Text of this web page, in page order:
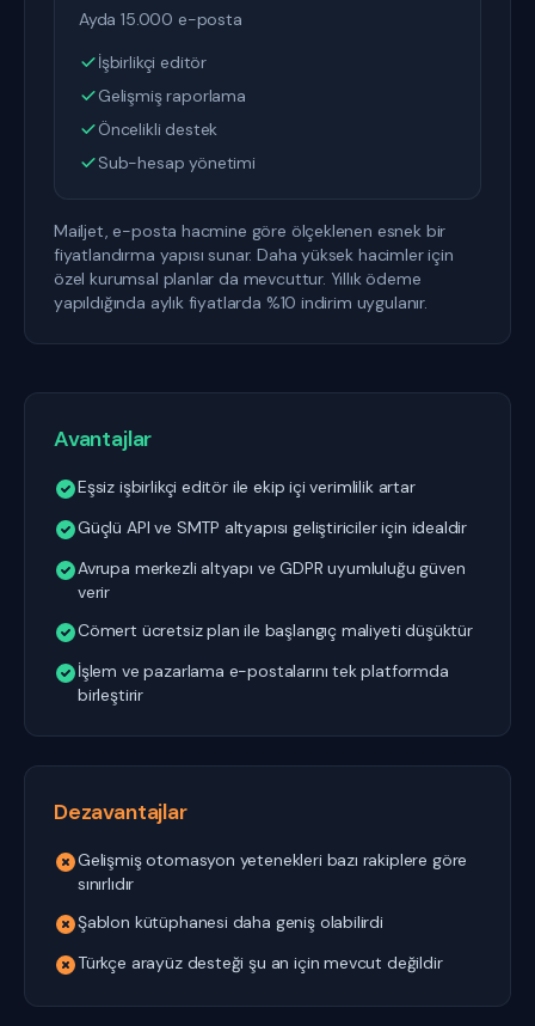
Ayda 15.000 e-posta
İşbirlikçi editör
Gelişmiş raporlama
Öncelikli destek
Sub-hesap yönetimi
Mailjet, e-posta hacmine göre ölçeklenen esnek bir
fiyatlandırma yapısı sunar. Daha yüksek hacimler için
özel kurumsal planlar da mevcuttur. Yıllık ödeme
yapıldığında aylık fiyatlarda %10 indirim uygulanır.
Avantajlar
Eşsiz işbirlikçi editör ile ekip içi verimlilik artar
Güçlü API ve SMTP altyapısı geliştiriciler için idealdir
Avrupa merkezli altyapı ve GDPR uyumluluğu güven
verir
Cömert ücretsiz plan ile başlangıç maliyeti düşüktür
İşlem ve pazarlama e-postalarını tek platformda
birleştirir
Dezavantajlar
Gelişmiş otomasyon yetenekleri bazı rakiplere göre
sınırlıdır
Şablon kütüphanesi daha geniş olabilirdi
Türkçe arayüz desteği şu an için mevcut değildir